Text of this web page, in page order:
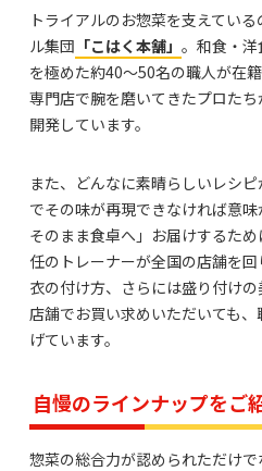
トライアルのお惣菜を支えてい
ル集団 「こはく本舗」 。和食・
を極めた約40～50名の職人が在
専門店で腕を磨いてきたプロた
開発しています。
また、どんなに素晴らしいレシ
でその味が再現できなければ意
そのまま食卓へ」お届けするた
任のトレーナーが全国の店舗を
衣の付け方、さらには盛り付け
店舗でお買い求めいただいても
げています。
自慢のラインナップをご
惣菜の総合力が認められただけ